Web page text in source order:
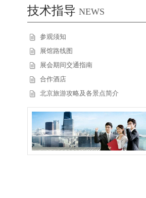
技术指导 NEWS
参观须知
展馆路线图
展会期间交通指南
合作酒店
北京旅游攻略及各景点简介